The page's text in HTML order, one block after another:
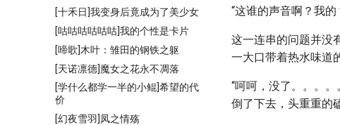
[十禾日]我变身后竟成为了美少女
[咕咕咕咕咕咕]我的个性是卡片
[啼歌]木叶：雏田的钢铁之躯
[天诺凛德]魔女之花永不凋落
[学什么都学一半的小鲲]希望的代
价
[幻夜雪羽]凤之情殇
“这谁的声音啊？我
这一连串的问题并没
一大口带着热水味道
“呵呵，没了。。。
倒了下去，头重重的